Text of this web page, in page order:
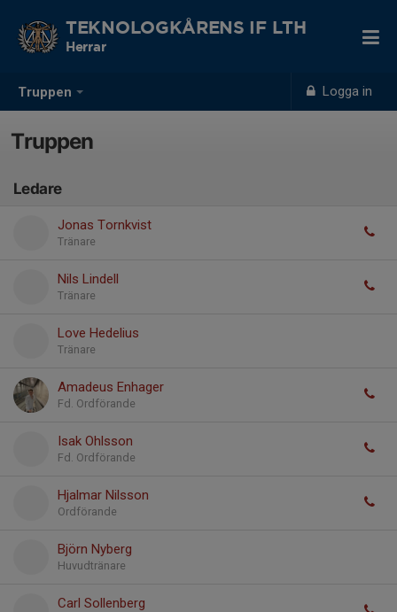
Truppen Logga in
TEKNOLOGKÅRENS IF LTH
Herrar
Truppen
Ledare
Jonas Tornkvist
Tränare
Nils Lindell
Tränare
Love Hedelius
Tränare
Amadeus Enhager
Fd. Ordförande
Isak Ohlsson
Fd. Ordförande
Hjalmar Nilsson
Ordförande
Björn Nyberg
Huvudtränare
Carl Sollenberg